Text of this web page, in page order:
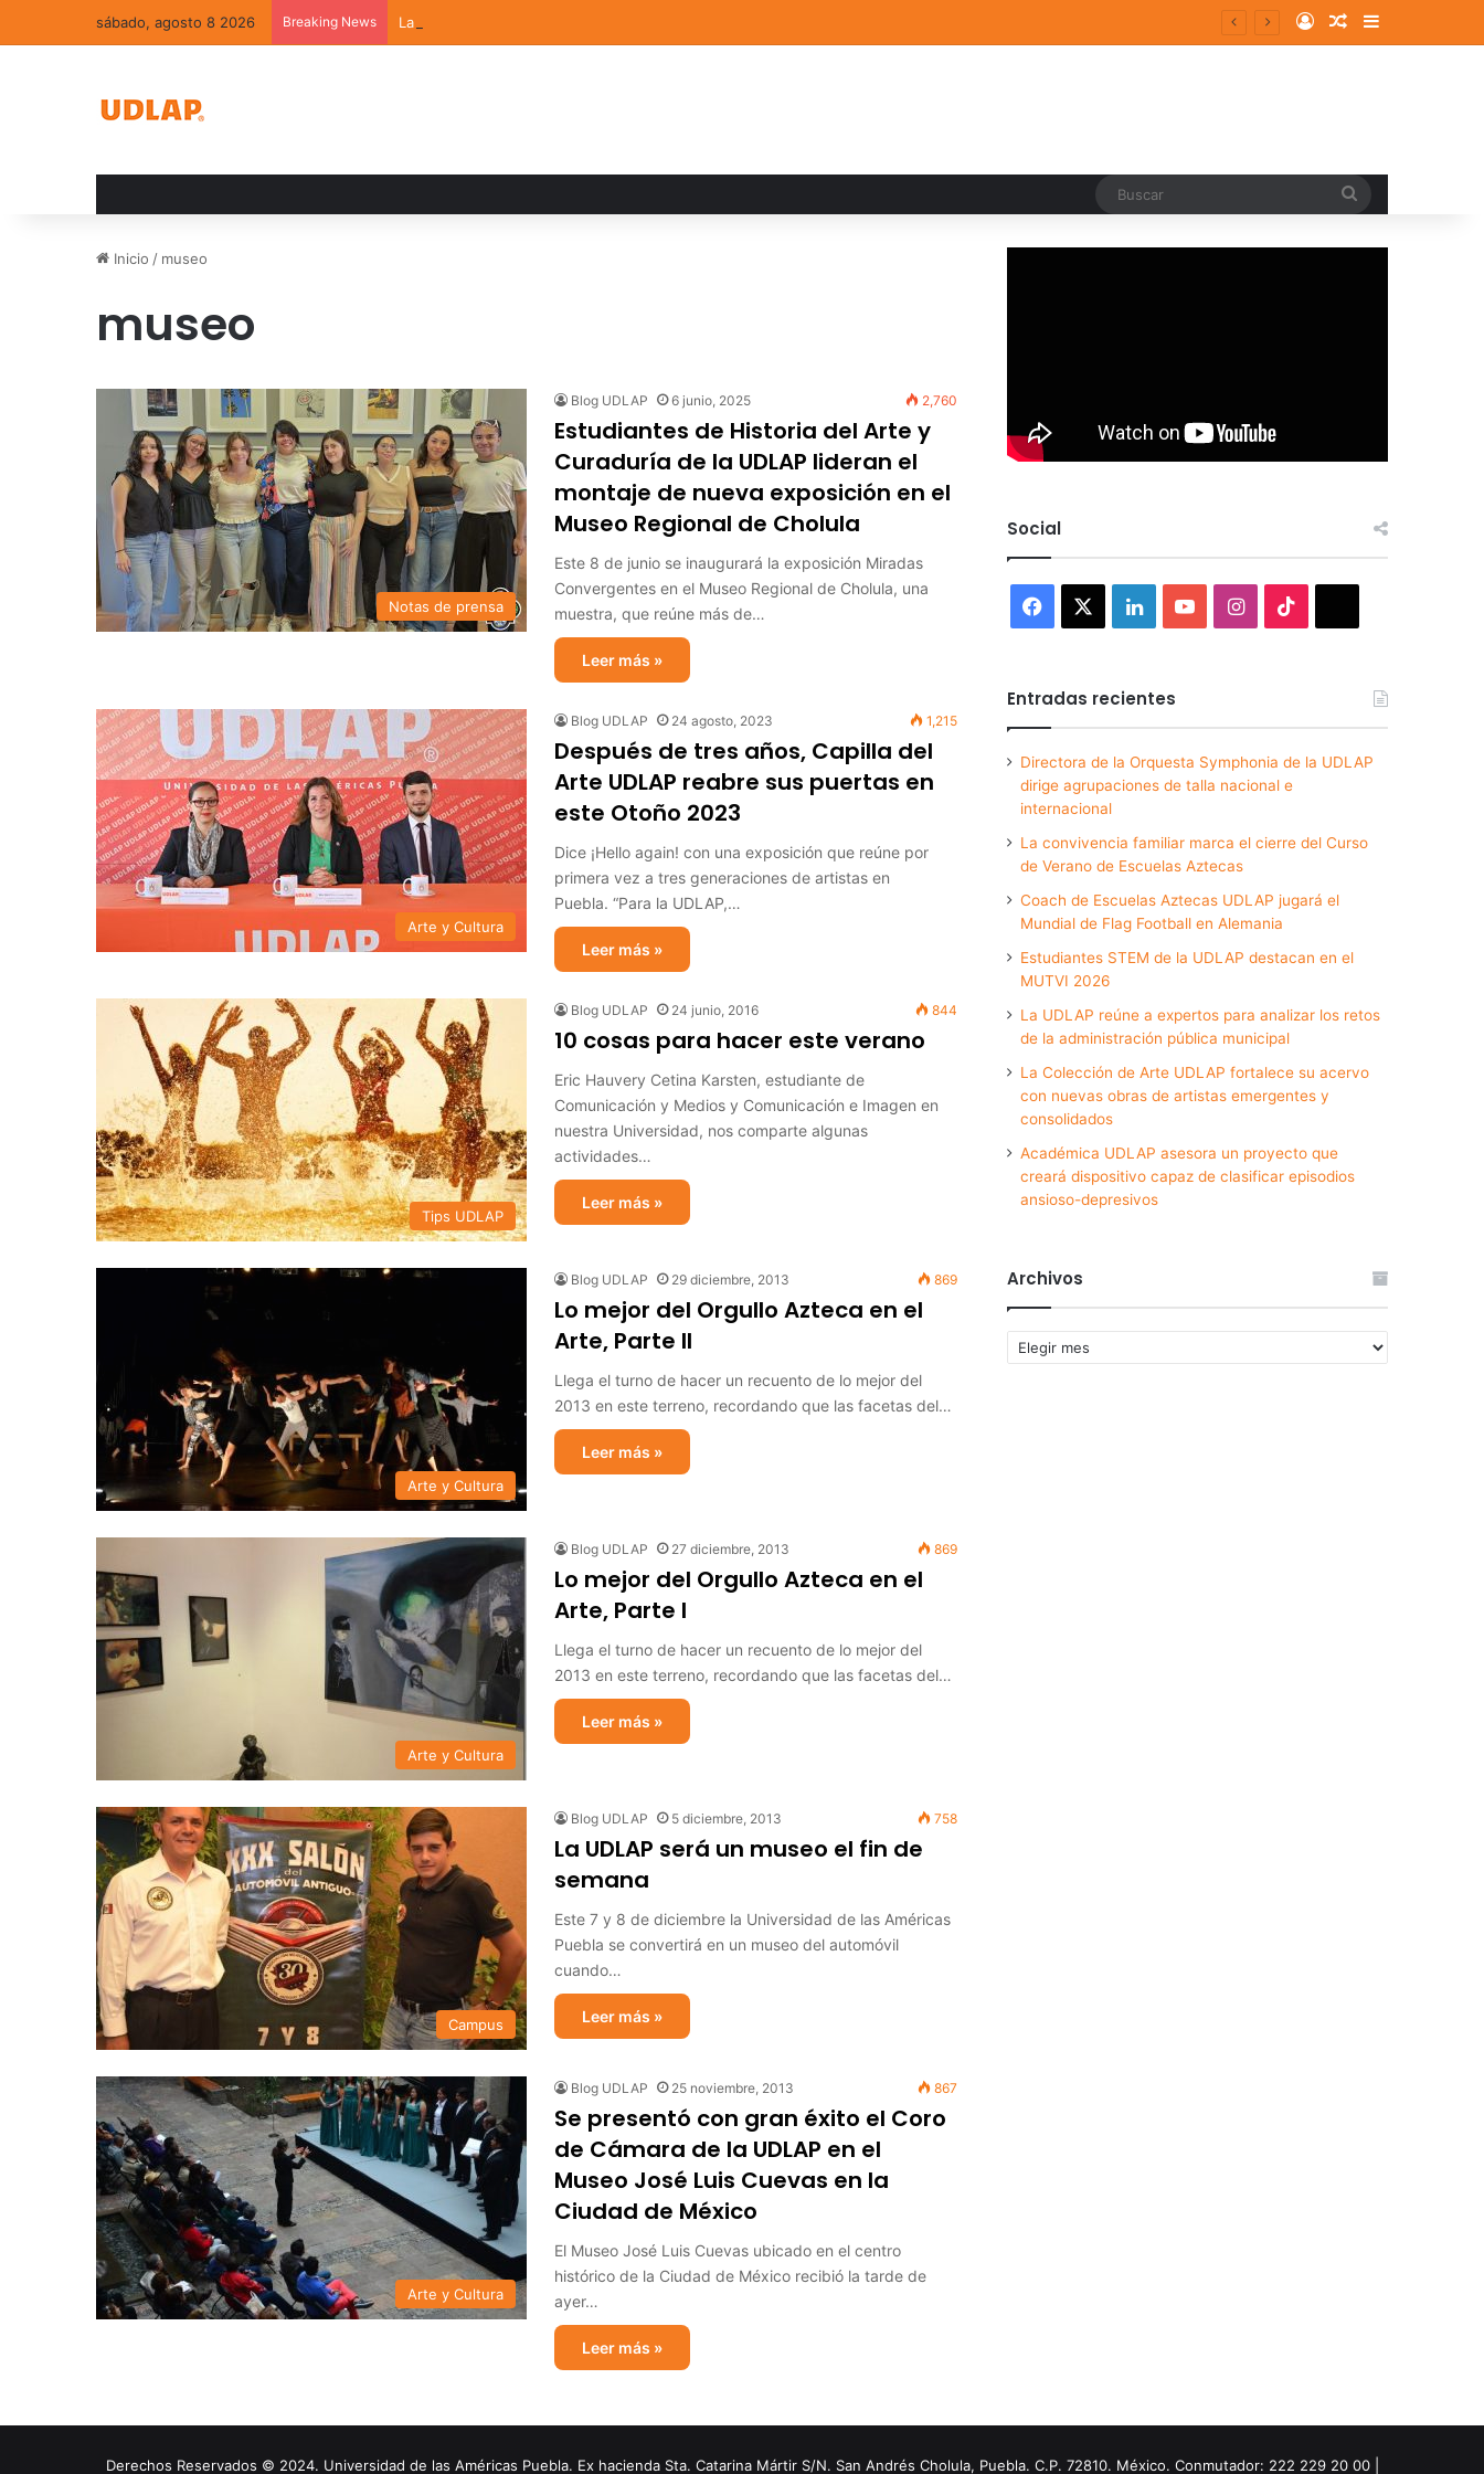
sábado, agosto 8 2026 Breaking News La convivencia familiar marca el cierre del Curso de Verano de Escuelas Aztecas Log InRandom Article
Sidebar
Inicio / museo
museo
Notas de prensa
Blog UDLAP 6 junio, 2025 2,760
Estudiantes de Historia del Arte y
Curaduría de la UDLAP lideran el
montaje de nueva exposición en el
Museo Regional de Cholula
Este 8 de junio se inaugurará la exposición Miradas
Convergentes en el Museo Regional de Cholula, una
muestra, que reúne más de…
Leer más »
Arte y Cultura
Blog UDLAP 24 agosto, 2023 1,215
Después de tres años, Capilla del
Arte UDLAP reabre sus puertas en
este Otoño 2023
Dice ¡Hello again! con una exposición que reúne por
primera vez a tres generaciones de artistas en
Puebla. “Para la UDLAP,…
Leer más »
Tips UDLAP
Blog UDLAP 24 junio, 2016 844
10 cosas para hacer este verano
Eric Hauvery Cetina Karsten, estudiante de
Comunicación y Medios y Comunicación e Imagen en
nuestra Universidad, nos comparte algunas
actividades…
Leer más »
Arte y Cultura
Blog UDLAP 29 diciembre, 2013 869
Lo mejor del Orgullo Azteca en el
Arte, Parte II
Llega el turno de hacer un recuento de lo mejor del
2013 en este terreno, recordando que las facetas del…
Leer más »
Arte y Cultura
Blog UDLAP 27 diciembre, 2013 869
Lo mejor del Orgullo Azteca en el
Arte, Parte I
Llega el turno de hacer un recuento de lo mejor del
2013 en este terreno, recordando que las facetas del…
Leer más »
Campus
Blog UDLAP 5 diciembre, 2013 758
La UDLAP será un museo el fin de
semana
Este 7 y 8 de diciembre la Universidad de las Américas
Puebla se convertirá en un museo del automóvil
cuando…
Leer más »
Arte y Cultura
Blog UDLAP 25 noviembre, 2013 867
Se presentó con gran éxito el Coro
de Cámara de la UDLAP en el
Museo José Luis Cuevas en la
Ciudad de México
El Museo José Luis Cuevas ubicado en el centro
histórico de la Ciudad de México recibió la tarde de
ayer…
Leer más »
Social
Facebook LinkedInYouTubeInstagram
Entradas recientes
Directora de la Orquesta Symphonia de la UDLAP
dirige agrupaciones de talla nacional e
internacional
La convivencia familiar marca el cierre del Curso
de Verano de Escuelas Aztecas
Coach de Escuelas Aztecas UDLAP jugará el
Mundial de Flag Football en Alemania
Estudiantes STEM de la UDLAP destacan en el
MUTVI 2026
La UDLAP reúne a expertos para analizar los retos
de la administración pública municipal
La Colección de Arte UDLAP fortalece su acervo
con nuevas obras de artistas emergentes y
consolidados
Académica UDLAP asesora un proyecto que
creará dispositivo capaz de clasificar episodios
ansioso-depresivos
Archivos
Archivos
Derechos Reservados © 2024. Universidad de las Américas Puebla. Ex hacienda Sta. Catarina Mártir S/N. San Andrés Cholula, Puebla. C.P. 72810. México. Conmutador: 222 229 20 00 |